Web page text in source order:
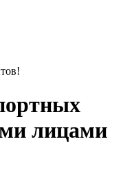
лицами